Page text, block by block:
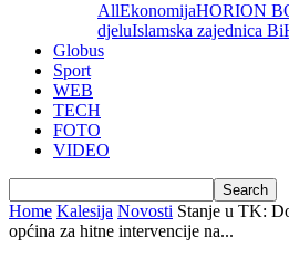
AllEkonomijaHORION
djeluIslamska zajednica
Globus
Sport
WEB
TECH
FOTO
VIDEO
Home Kalesija Novosti Stanje u TK:
općina za hitne intervencije na...